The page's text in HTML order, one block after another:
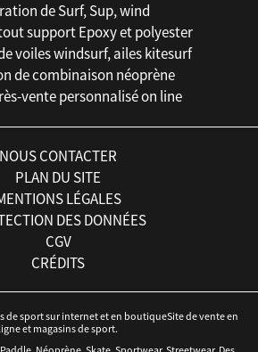
de Surf, Sup, wind
support Epoxy et polyester
voiles windsurf, ailes kitesurf
de combinaison néoprène
vente personnalisé on line
NOUS CONTACTER
PLAN DU SITE
LÉGALES
DES DONNÉES
CGV
CRÉDITS
de sport sur internet et en boutiqueSite de vente en
ligne et magasins de sport.